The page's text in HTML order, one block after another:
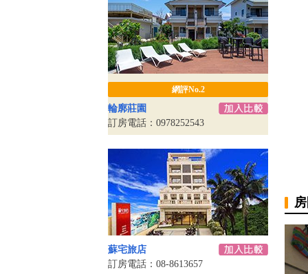
網評No.2
輪廓莊園
訂房電話：0978252543
蘇宅旅店
訂房電話：08-8613657